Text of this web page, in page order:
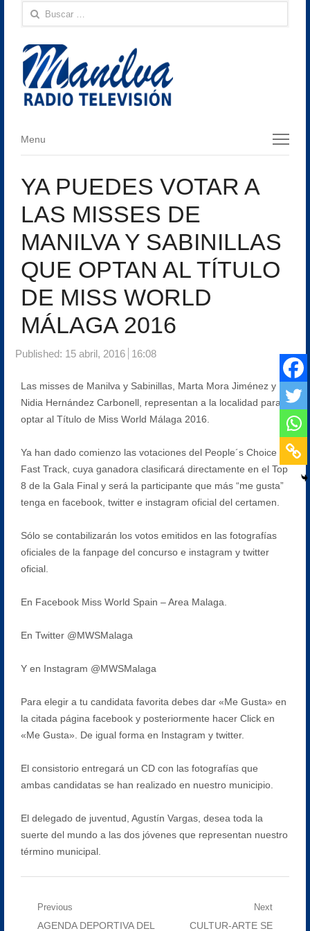
Buscar:
Menu
Menu
YA PUEDES VOTAR A
LAS MISSES DE
MANILVA Y SABINILLAS
QUE OPTAN AL TÍTULO
DE MISS WORLD
MÁLAGA 2016
Published: 15 abril, 2016 16:08
Las misses de Manilva y Sabinillas, Marta Mora Jiménez y
Nidia Hernández Carbonell, representan a la localidad para
optar al Título de Miss World Málaga 2016.
Ya han dado comienzo las votaciones del People´s Choice
Fast Track, cuya ganadora clasificará directamente en el Top
8 de la Gala Final y será la participante que más “me gusta”
tenga en facebook, twitter e instagram oficial del certamen.
Sólo se contabilizarán los votos emitidos en las fotografías
oficiales de la fanpage del concurso e instagram y twitter
oficial.
En Facebook Miss World Spain – Area Malaga.
En Twitter @MWSMalaga
Y en Instagram @MWSMalaga
Para elegir a tu candidata favorita debes dar «Me Gusta» en
la citada página facebook y posteriormente hacer Click en
«Me Gusta». De igual forma en Instagram y twitter.
El consistorio entregará un CD con las fotografías que
ambas candidatas se han realizado en nuestro municipio.
El delegado de juventud, Agustín Vargas, desea toda la
suerte del mundo a las dos jóvenes que representan nuestro
término municipal.
Navegación
Previous
Previous
AGENDA DEPORTIVA DEL
Next
Next
CULTUR-ARTE SE